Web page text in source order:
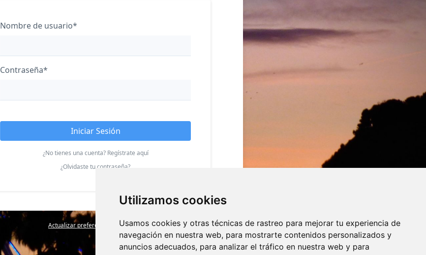
Utilizamos cookies
Usamos cookies y otras técnicas de rastreo para mejorar tu experiencia de
navegación en nuestra web, para mostrarte contenidos personalizados y
anuncios adecuados, para analizar el tráfico en nuestra web y para
Formulario de acceso
Nombre de usuario*
Contraseña*
Iniciar Sesión
¿No tienes una cuenta? Regístrate aquí
¿Olvidaste tu contraseña?
Actualizar preferencias de cookies